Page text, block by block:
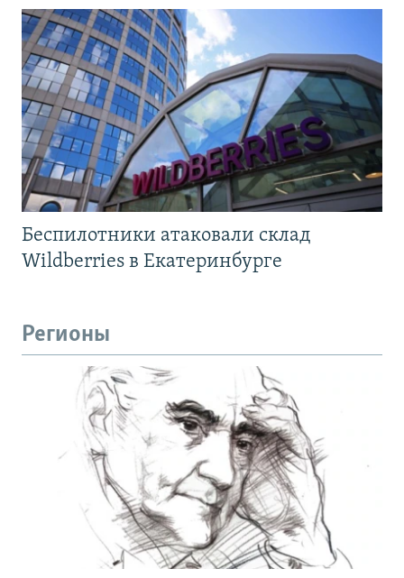
Беспилотники атаковали склад
Wildberries в Екатеринбурге
Регионы